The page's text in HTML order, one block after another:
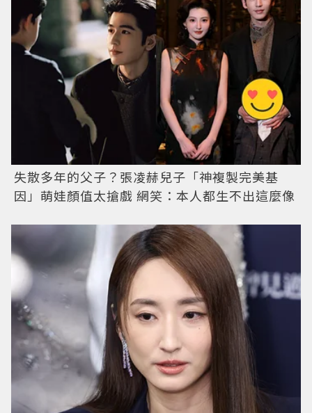
失散多年的父子？張凌赫兒子「神複製完美基
因」萌娃顏值太搶戲 網笑：本人都生不出這麼像